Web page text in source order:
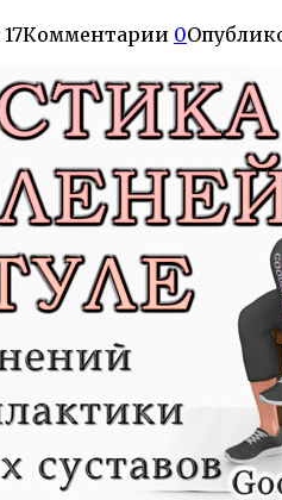
17Комментарии 0